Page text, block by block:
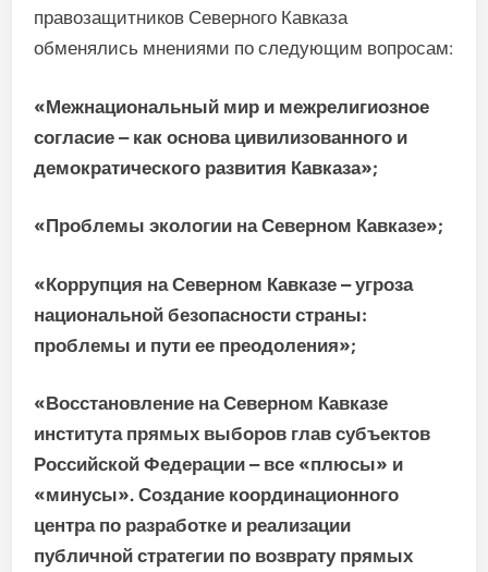
правозащитников Северного Кавказа
обменялись мнениями по следующим вопросам:
«Межнациональный мир и межрелигиозное
согласие – как основа цивилизованного и
демократического развития Кавказа»;
«Проблемы экологии на Северном Кавказе»;
«Коррупция на Северном Кавказе – угроза
национальной безопасности страны:
проблемы и пути ее преодоления»;
«Восстановление на Северном Кавказе
института прямых выборов глав субъектов
Российской Федерации – все «плюсы» и
«минусы». Создание координационного
центра по разработке и реализации
публичной стратегии по возврату прямых